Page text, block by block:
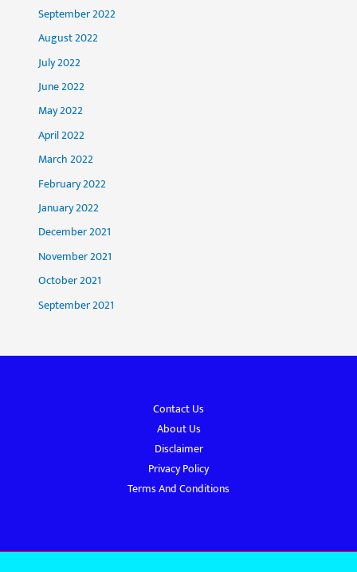
September 2022
August 2022
July 2022
June 2022
May 2022
April 2022
March 2022
February 2022
January 2022
December 2021
November 2021
October 2021
September 2021
Contact Us
About Us
Disclaimer
Privacy Policy
Terms And Conditions